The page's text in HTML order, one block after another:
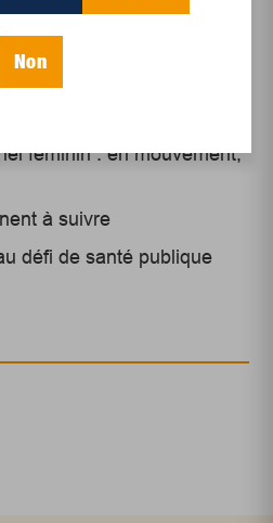
dans la presse
féminin : en mouvement,
à suivre
défi de santé publique
Non